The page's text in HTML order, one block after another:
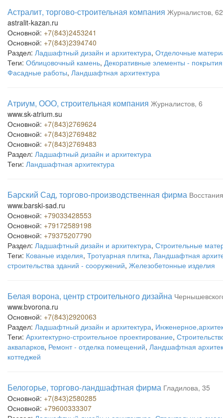
Астралит, торгово-строительная компания Журналистов, 62
astralit-kazan.ru
Основной: +7(843)2453241
Основной: +7(843)2394740
Раздел: Ладшафтный дизайн и архитектура, Отделочные
Теги: Облицовочный камень, Декоративные элементы - покрытия
Фасадные работы, Ландшафтная архитектура
Атриум, ООО, строительная компания Журналистов, 6
www.sk-atrium.su
Основной: +7(843)2769624
Основной: +7(843)2769482
Основной: +7(843)2769483
Раздел: Ладшафтный дизайн и архитектура
Теги: Ландшафтная архитектура
Барский Сад, торгово-производственная фирма
www.barski-sad.ru
Основной: +79033428553
Основной: +79172589198
Основной: +79375207790
Раздел: Ладшафтный дизайн и архитектура, Строительные
Теги: Кованые изделия, Тротуарная плитка, Ландшафтная
строительства зданий - сооружений, Железобетонные изделия
Белая ворона, центр строительного дизайна
www.bvorona.ru
Основной: +7(843)2920063
Раздел: Ладшафтный дизайн и архитектура,
Теги: Архитектурно-строительное проектирование,
аквапарков, Ремонт - отделка помещений, Ландшафтная
коттеджей
Белогорье, торгово-ландшафтная фирма Гладилова, 35
Основной: +7(843)2580285
Основной: +79600333307